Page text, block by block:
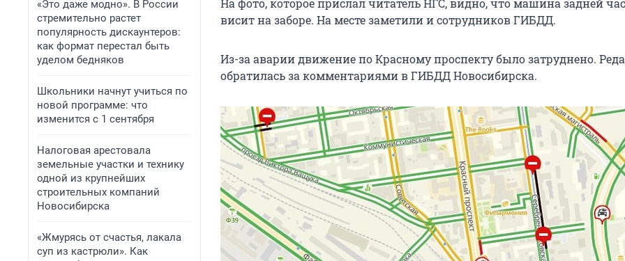
«Это даже модно». В России
стремительно растет
популярность дискаунтеров:
как формат перестал быть
уделом бедняков
Школьники начнут учиться по
новой программе: что
изменится с 1 сентября
Налоговая арестовала
земельные участки и технику
одной из крупнейших
строительных компаний
Новосибирска
«Жмурясь от счастья, лакала
суп из кастрюли». Как
На фото, которое прислал читатель НГС, видно, что машина задней
висит на заборе. На месте заметили и сотрудников ГИБДД.
Из-за аварии движение по Красному проспекту было затруднено.
обратилась за комментариями в ГИБДД Новосибирска.